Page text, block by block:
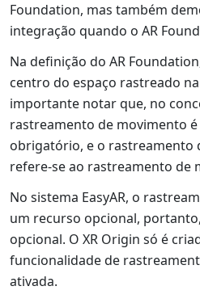
Foundation, mas também
integração quando o AR
Na definição do AR
centro do espaço rastreado
importante notar que, no
rastreamento de movimento
obrigatório, e o rastreamento
refere-se ao rastreamento de
No sistema EasyAR, o
um recurso opcional,
opcional. O XR Origin só é
funcionalidade de
ativada.